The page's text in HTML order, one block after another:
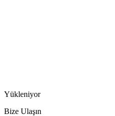
Yükleniyor
Bize Ulaşın